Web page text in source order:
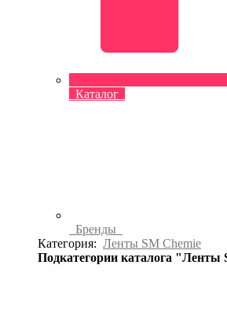
Каталог
Бренды
Категория: Ленты SM Chemie
Подкатегории каталога "Ленты